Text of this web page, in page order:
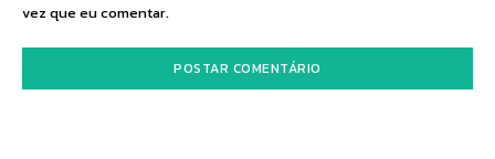
vez que eu comentar.